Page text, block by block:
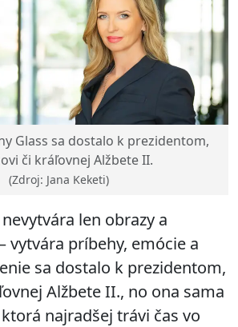
Glass sa dostalo k prezidentom,
či kráľovnej Alžbete II.
(Zdroj: Jana Keketi)
len obrazy a
vytvára príbehy, emócie a
sa dostalo k prezidentom,
Alžbete II., no ona sama
najradšej trávi čas vo